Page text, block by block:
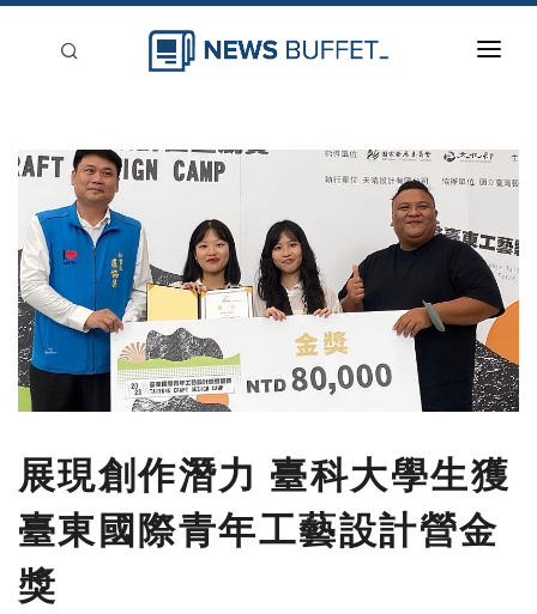
新聞稿分類
登入
刊登
展現創作潛力 臺科大學生獲
臺東國際青年工藝設計營金
獎